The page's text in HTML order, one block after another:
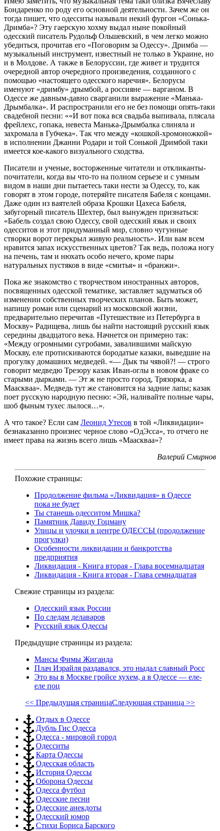
Бондаренко по роду его основной деятельности. Зачем же он
тогда пишет, что одесситы называли некий фургон «Сонька-
Дримба»? Эту гаерскую хохму выдал ныне покойный
одесский писатель Рудольф Ольшевский, в чем легко можно
убедиться, прочитав его «Поговорим за Одессу». Дримба —
музыкальный инструмент, известный не только в Украине, но
и в Молдове. А также в Белоруссии, где живет и трудится
очередной автор очередного произведения, созданного с
помощью «настоящего одесского наречия». Белорусы
именуют «дримбу» дрымбой, а россияне — варганом. В
Одессе же давным-давно сварганили выражение «Манька-
Дрымбалка». И распространили его не без помощи опять-таки
свадебной песни: ««И вот пока вся свадьба выпивала, плясала
фрейлехс, гопака, невеста Манька-Дрымбалка слиняла и
захромала в Губчека». Так что между «кошкой-хромоножкой»
в исполнении Джанни Родари и той Сонькой Дримбой таки
имеется кое-какого визуального сходства.
Писатели и ученые, восторженные читатели и откликанты-
почитатели, когда вы что-то на полном серьезе и с умным
видом в наши дни пытаетесь таки нести за Одессу, то, как
говорят в этом городе, потеряйте писателя Бабеля с концами.
Даже один из ваятелей образа Крошки Цахеса Бабеля,
забугорный писатель Шехтер, был вынужден признаться:
«Бабель создал свою Одессу, свой одесский язык и своих
одесситов и этот придуманный мир, словно чугунные
створки ворот перекрыл живую реальность». Или вам всем
нравится запах искусственных цветов? Так ведь, положа ногу
на печень, там и нюхать особо нечего, кроме пары
натуральных пустяков в виде «смитья» и «бранжи».
Пока же знакомство с творчеством иностранных авторов,
посвященных одесской тематике, заставляет задуматься об
изменении собственных творческих планов. Быть может,
напишу роман или сценарий из московской жизни,
предварительно перечитав «Путешествие из Петербурга в
Москву» Радищева, лишь бы найти настоящий русский язык
середины двадцатого века. Начнется он примерно так:
«Между огромными сугробами, завалившими майскую
Москву, еле протискиваются бородатые казаки, выведшие на
прогулку домашних медведей. «— Дык ты чявой?! — строго
говорит медведю Трезору казак Иван-оглы в новом фраке со
старыми дырками. — Эт ж не просто город, Трязорка, а
Мааскваа». Медведь тут же становится на задние лапы; казак
поет русскую народную песню: «Эй, наливайте полные чары,
шоб фыным тухес лылося…».
А что такое? Если сам Леонид Утесов в той «Ликвидации»
безнаказанно произнес черное слово «ОдЭсса», то отчего не
имеет права на жизнь всего лишь «Мааскваа»?
Валерий Смирнов
Похожие страницы:
Продолжение фильма «Ликвидация» в Одессе
пока не будет
Ты станешь одесситом Мишка?
Памятник Давиду Гоцману
Улицы и улочки в центре ОДЕССЫ (продолжение
прогулки)
Особенности ликвидации и банкротства
предприятия
Ликвидация - Книга вторая - Глава восемнадцатая
Ликвидация - Книга вторая - Глава семнадцатая
Свежие страницы из раздела:
Одесский язык России
По следам делаваров
Русский язык Одессы
Предыдущие страницы из раздела:
Мансы Фимы Жиганда
Плач Израйля раздавался, это ныдал славный Росс
Это вы в Москве гройсе хухем, а в Одессе — еле-
еле поц
<< Предыдущая страницаСледующая страница >>
Отдых в Одессе
Дубль Гис Одесса
Одесса - мировой город
Одесситы
Карта Одессы
Одесская область
История Одессы
Оборона Одессы
Одесса футбол
Одесские песни
Одесские анекдоты
Одесский юмор
Стихи Бориса Барского